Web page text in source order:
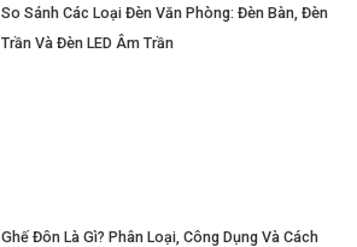
So Sánh Các Loại Đèn Văn Phòng: Đèn Bàn, Đèn
Trần Và Đèn LED Âm Trần
Ghế Đôn Là Gì? Phân Loại, Công Dụng Và Cách